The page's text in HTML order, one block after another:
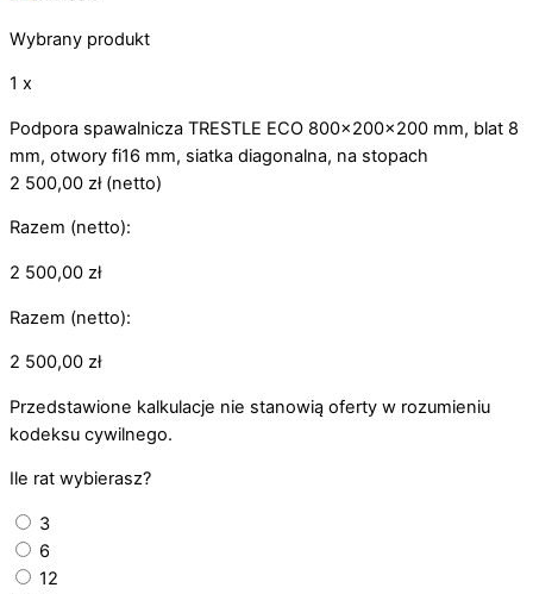
Wybrany produkt
1 x
Podpora spawalnicza TRESTLE ECO 800x200x200 mm, blat 8
mm, otwory fi16 mm, siatka diagonalna, na stopach
2 500,00 zł(netto)
Razem (netto):
2 500,00 zł
Razem (netto):
2 500,00 zł
Przedstawione kalkulacje nie stanowią oferty w rozumieniu
kodeksu cywilnego.
Ile rat wybierasz?
3
6
12